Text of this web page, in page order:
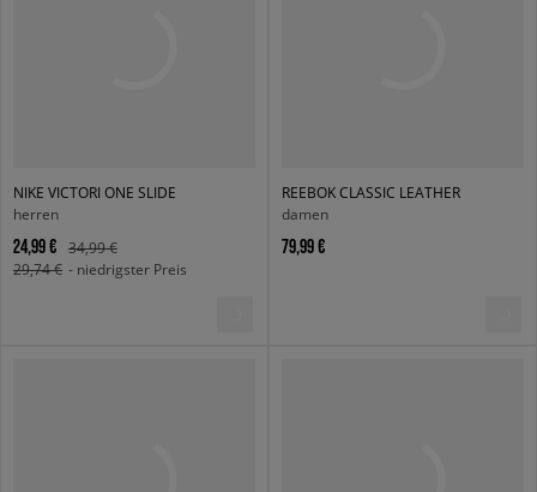
NIKE VICTORI ONE SLIDE
herren
24,99 €
34,99 €
29,74 € - niedrigster Preis
REEBOK CLASSIC LEATHER
damen
79,99 €